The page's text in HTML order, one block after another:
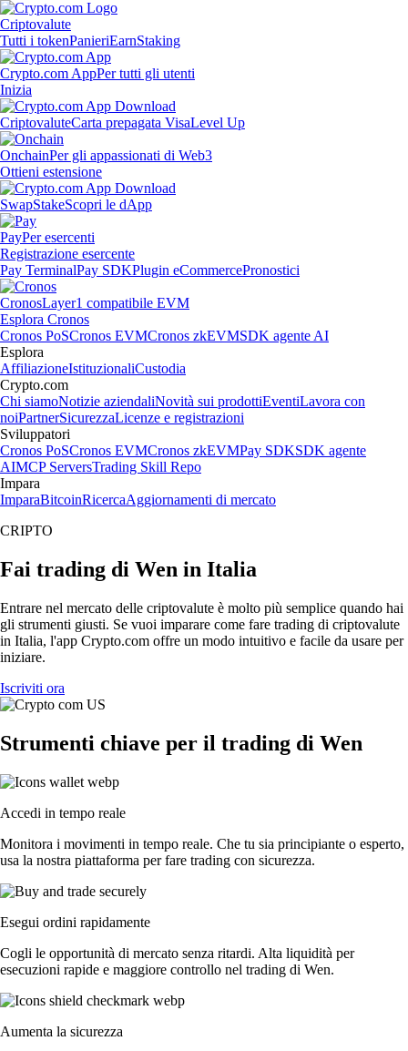
Criptovalute
Tutti i tokenPanieriEarnStaking
Crypto.com AppPer tutti gli utenti
Inizia
CriptovaluteCarta prepagata VisaLevel Up
OnchainPer gli appassionati di Web3
Ottieni estensione
SwapStakeScopri le dApp
PayPer esercenti
Registrazione esercente
Pay TerminalPay SDKPlugin eCommercePronostici
CronosLayer1 compatibile EVM
Esplora Cronos
Cronos PoSCronos EVMCronos zkEVMSDK agente AI
Esplora
AffiliazioneIstituzionaliCustodia
Crypto.com
Chi siamoNotizie aziendaliNovità sui prodottiEventiLavora con
noiPartnerSicurezzaLicenze e registrazioni
Sviluppatori
Cronos PoSCronos EVMCronos zkEVMPay SDKSDK agente
AIMCP ServersTrading Skill Repo
Impara
ImparaBitcoinRicercaAggiornamenti di mercato
CRIPTO
Fai trading di Wen in Italia
Entrare nel mercato delle criptovalute è molto più semplice quando hai
gli strumenti giusti. Se vuoi imparare come fare trading di criptovalute
in Italia, l'app Crypto.com offre un modo intuitivo e facile da usare per
iniziare.
Iscriviti ora
Strumenti chiave per il trading di Wen
Accedi in tempo reale
Monitora i movimenti in tempo reale. Che tu sia principiante o esperto,
usa la nostra piattaforma per fare trading con sicurezza.
Esegui ordini rapidamente
Cogli le opportunità di mercato senza ritardi. Alta liquidità per
esecuzioni rapide e maggiore controllo nel trading di Wen.
Aumenta la sicurezza